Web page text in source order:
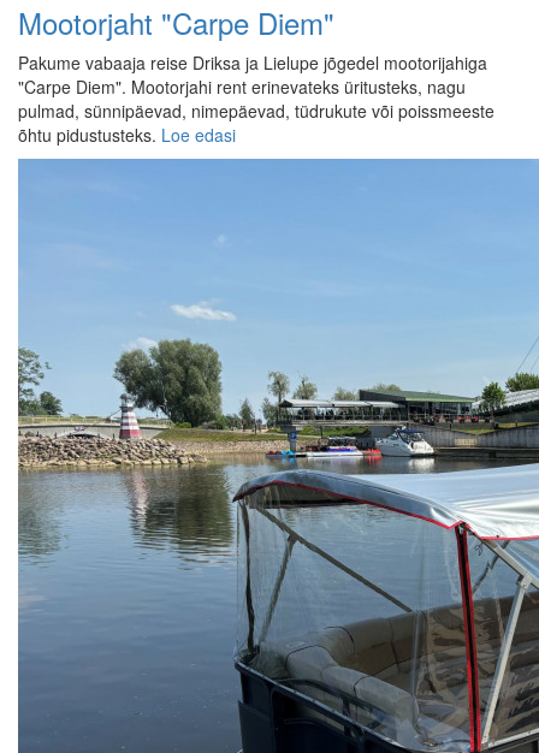
Mootorjaht "Carpe Diem"
Pakume vabaaja reise Driksa ja Lielupe jõgedel mootorijahiga
"Carpe Diem". Mootorjahi rent erinevateks üritusteks, nagu
pulmad, sünnipäevad, nimepäevad, tüdrukute või poissmeeste
õhtu pidustusteks. Loe edasi